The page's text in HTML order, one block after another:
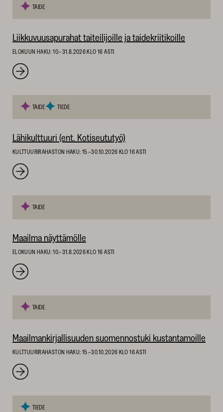
TAIDE
Liikkuvuusapurahat taiteilijoille ja taidekriitikoille
ELOKUUN HAKU: 10.–31.8.2026 KLO 16 ASTI
TAIDE TIEDE
Lähikulttuuri (ent. Kotiseututyö)
KULTTUURIRAHASTON HAKU: 15.–30.10.2026 KLO 16 ASTI
TAIDE
Maailma näyttämölle
ELOKUUN HAKU: 10.–31.8.2026 KLO 16 ASTI
TAIDE
Maailmankirjallisuuden suomennostuki kustantamoille
KULTTUURIRAHASTON HAKU: 15.–30.10.2026 KLO 16 ASTI
TIEDE